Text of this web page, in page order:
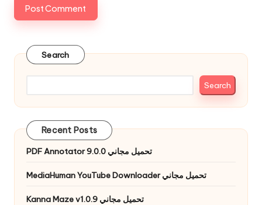
Search
Search
Recent Posts
PDF Annotator 9.0.0 تحميل مجاني
MediaHuman YouTube Downloader تحميل مجاني
Kanna Maze v1.0.9 تحميل مجاني